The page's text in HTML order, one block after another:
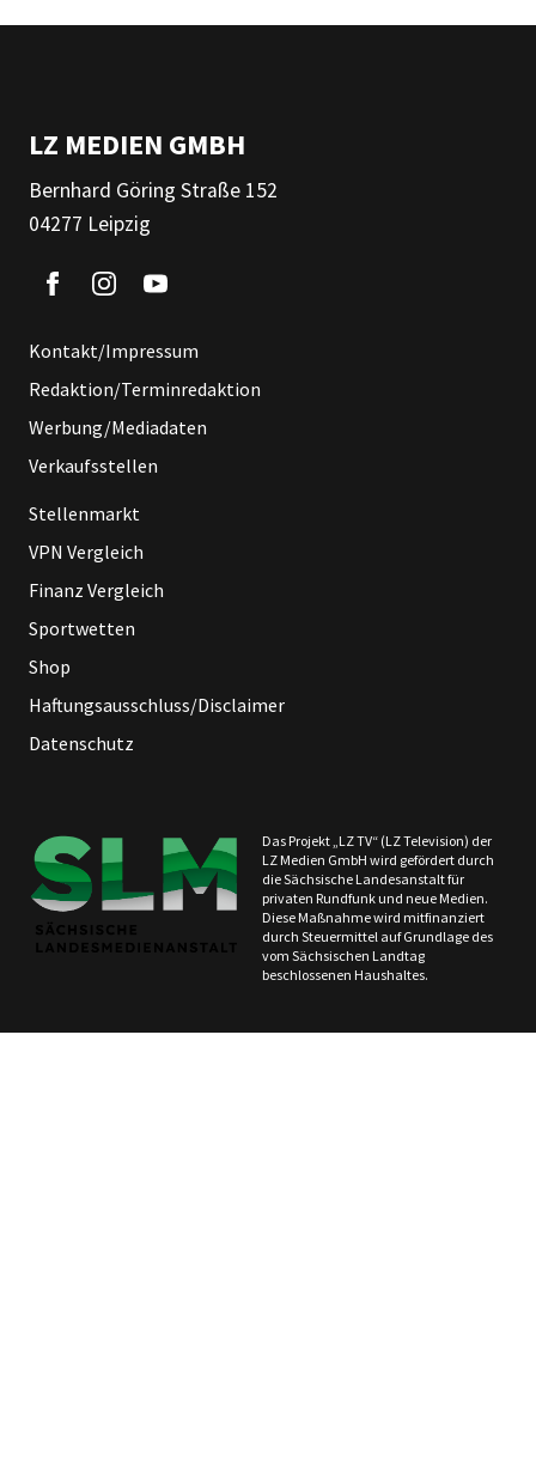
LZ MEDIEN GMBH
Bernhard Göring Straße 152
04277 Leipzig
Kontakt/Impressum
Redaktion/Terminredaktion
Werbung/Mediadaten
Verkaufsstellen
Stellenmarkt
VPN Vergleich
Finanz Vergleich
Sportwetten
Shop
Haftungsausschluss/Disclaimer
Datenschutz
Das Projekt „LZ TV“ (LZ Television) der
LZ Medien GmbH wird gefördert durch
die Sächsische Landesanstalt für
privaten Rundfunk und neue Medien.
Diese Maßnahme wird mitfinanziert
durch Steuermittel auf Grundlage des
vom Sächsischen Landtag
beschlossenen Haushaltes.